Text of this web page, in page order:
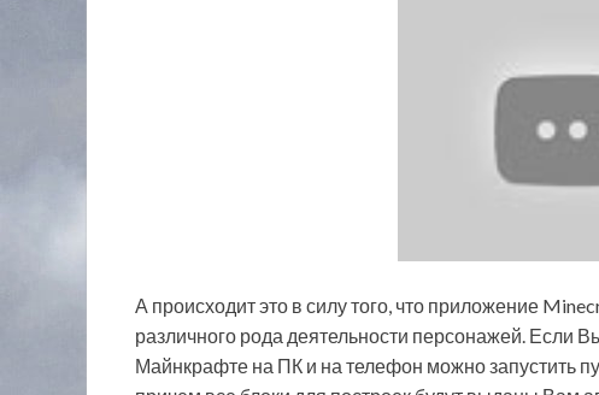
А происходит это в силу того, что приложение
различного рода деятельности персонажей. Если
Майнкрафте на ПК и на телефон можно запустить